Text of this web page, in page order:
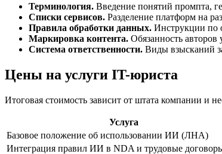
Терминология. Введение понятий промпта,
Списки сервисов. Разделение платформ на
Правила обработки данных. Инструкции по
Маркировка контента. Обязанность авторов
Система ответственности. Виды взысканий
Цены на услуги IT-юриста
Итоговая стоимость зависит от штата компании и
Услуга
Базовое положение об использовании ИИ (ЛНА)
Интеграция правил ИИ в NDA и трудовые